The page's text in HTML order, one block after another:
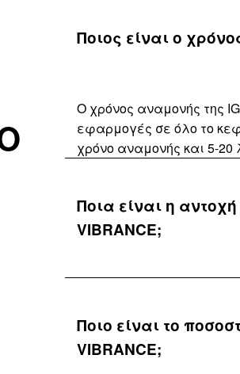
Ποιος είναι ο
Ο χρόνος αναμονής της
εφαρμογές σε όλο το
χρόνο αναμονής και 5-
Ποια είναι η
VIBRANCE;
Ποιο είναι το
VIBRANCE;